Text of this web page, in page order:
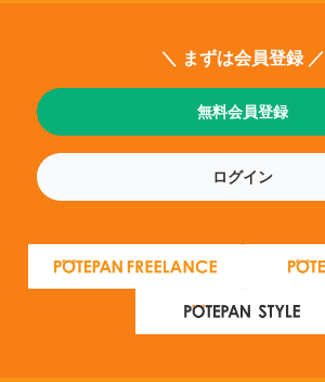
＼ まずは会員登録 ／
無料会員登録
ログイン